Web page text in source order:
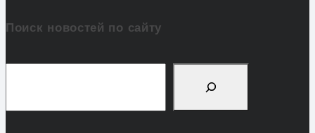
Поиск новостей по сайту